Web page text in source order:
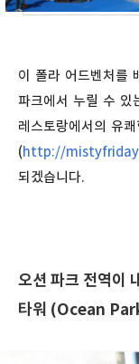
이 폴라 어드벤처를
파크에서 누릴 수 있
레스토랑에서의 유
(http://
되겠습니다.
오션 파크 전역이
타워 (Ocean